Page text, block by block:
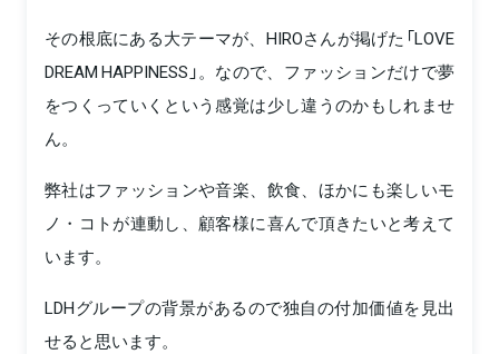
その根底にある大テーマが、HIROさんが掲げた「LOVE
DREAM HAPPINESS」。なので、ファッションだけで夢
をつくっていくという感覚は少し違うのかもしれませ
ん。
弊社はファッションや音楽、飲食、ほかにも楽しいモ
ノ・コトが連動し、顧客様に喜んで頂きたいと考えて
います。
LDHグループの背景があるので独自の付加価値を見出
せると思います。